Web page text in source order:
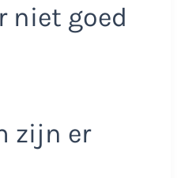
niet goed
zijn er